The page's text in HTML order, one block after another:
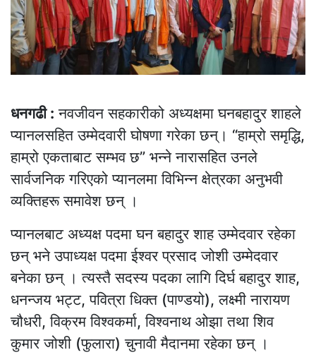
धनगढी : नवजीवन सहकारीको अध्यक्षमा घनबहादुर शाहले
प्यानलसहित उम्मेदवारी घोषणा गरेका छन्। “हाम्रो समृद्धि,
हाम्रो एकताबाट सम्भव छ” भन्ने नारासहित उनले
सार्वजनिक गरिएको प्यानलमा विभिन्न क्षेत्रका अनुभवी
व्यक्तिहरू समावेश छन् ।
प्यानलबाट अध्यक्ष पदमा घन बहादुर शाह उम्मेदवार रहेका
छन् भने उपाध्यक्ष पदमा ईश्वर प्रसाद जोशी उम्मेदवार
बनेका छन् । त्यस्तै सदस्य पदका लागि दिर्घ बहादुर शाह,
धनन्जय भट्ट, पवित्रा धिक्त (पाण्डयो), लक्ष्मी नारायण
चौधरी, विक्रम विश्वकर्मा, विश्वनाथ ओझा तथा शिव
कुमार जोशी (फुलारा) चुनावी मैदानमा रहेका छन् ।